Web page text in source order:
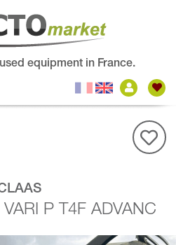
equipment in France.
P T4F ADVANC